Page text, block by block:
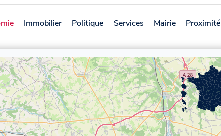
Immobilier Politique Services Mairie Proximité